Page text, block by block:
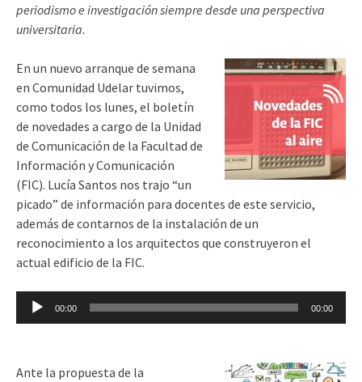
periodismo e investigación siempre desde una perspectiva
universitaria.
En un nuevo arranque de semana
en Comunidad Udelar tuvimos,
como todos los lunes, el boletín
de novedades a cargo de la Unidad
de Comunicación de la Facultad de
Información y Comunicación
(FIC). Lucía Santos nos trajo “un
picado” de información para docentes de este servicio,
además de contarnos de la instalación de un
reconocimiento a los arquitectos que construyeron el
actual edificio de la FIC.
Reproductor
00:00 00:00
Ante la propuesta de la